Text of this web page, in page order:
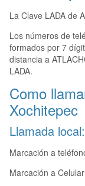
La Clave LADA de
Los números de
formados por 7
distancia a
LADA.
Como
Xochitepec
Llamada local:
Marcación a
Marcación a